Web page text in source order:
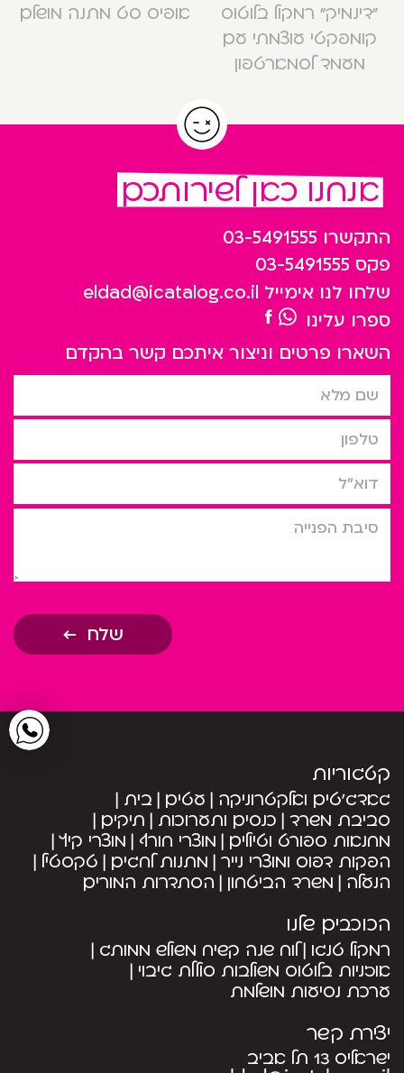
“דינמיק” רמקול בלוטוס
קומפקטי עוצמתי עם
מעמד לסמארטפון
אופיס סט מתנה מושלם
אנחנו כאן לשירותכם
התקשרו 03-5491555
פקס 03-5491555
שלחו לנו אימייל eldad@icatalog.co.il
ספרו עלינו
השארו פרטים וניצור איתכם קשר בהקדם
שם מלא
טלפון
דוא”ל
סיבת הפניה
שלח
קטגוריות
גאדג’טים ואלקטרוניקה עטים בית
סביבת משרד כנסים ותערוכות תיקים
מחנאות ספורט וטיולים מוצרי חורף מוצרי קיץ
הפקות דפוס ומוצרי נייר מתנות לחגים טקסטיל
הנעלה משרד הביטחון הסתדרות המורים
הכוכבים שלנו
רמקול טנגו לוח שנה קשיח משולש ממותג
אוזניות בלוטוס משולבות סוללת גיבוי
ערכת נסיעות מושלמת
יצירת קשר
ישראליס 13 תל אביב